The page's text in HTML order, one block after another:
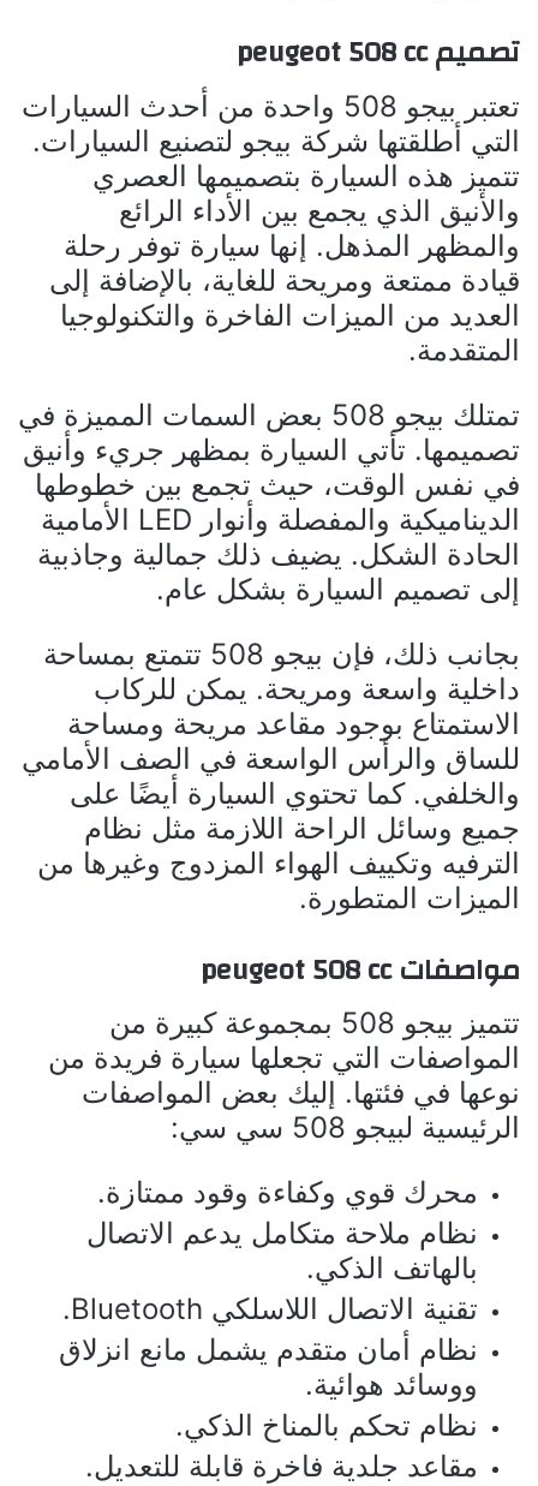
تصميم peugeot 508 cc
تعتبر بيجو 508 واحدة من أحدث السيارات
التي أطلقتها شركة بيجو لتصنيع السيارات.
تتميز هذه السيارة بتصميمها العصري
والأنيق الذي يجمع بين الأداء الرائع
والمظهر المذهل. إنها سيارة توفر رحلة
قيادة ممتعة ومريحة للغاية، بالإضافة إلى
العديد من الميزات الفاخرة والتكنولوجيا
المتقدمة.
تمتلك بيجو 508 بعض السمات المميزة في
تصميمها. تأتي السيارة بمظهر جريء وأنيق
في نفس الوقت، حيث تجمع بين خطوطها
الديناميكية والمفصلة وأنوار LED الأمامية
الحادة الشكل. يضيف ذلك جمالية وجاذبية
إلى تصميم السيارة بشكل عام.
بجانب ذلك، فإن بيجو 508 تتمتع بمساحة
داخلية واسعة ومريحة. يمكن للركاب
الاستمتاع بوجود مقاعد مريحة ومساحة
للساق والرأس الواسعة في الصف الأمامي
والخلفي. كما تحتوي السيارة أيضًا على
جميع وسائل الراحة اللازمة مثل نظام
الترفيه وتكييف الهواء المزدوج وغيرها من
الميزات المتطورة.
مواصفات peugeot 508 cc
تتميز بيجو 508 بمجموعة كبيرة من
المواصفات التي تجعلها سيارة فريدة من
نوعها في فئتها. إليك بعض المواصفات
الرئيسية لبيجو 508 سي سي:
محرك قوي وكفاءة وقود ممتازة.
نظام ملاحة متكامل يدعم الاتصال
بالهاتف الذكي.
تقنية الاتصال اللاسلكي Bluetooth.
نظام أمان متقدم يشمل مانع انزلاق
ووسائد هوائية.
نظام تحكم بالمناخ الذكي.
مقاعد جلدية فاخرة قابلة للتعديل.